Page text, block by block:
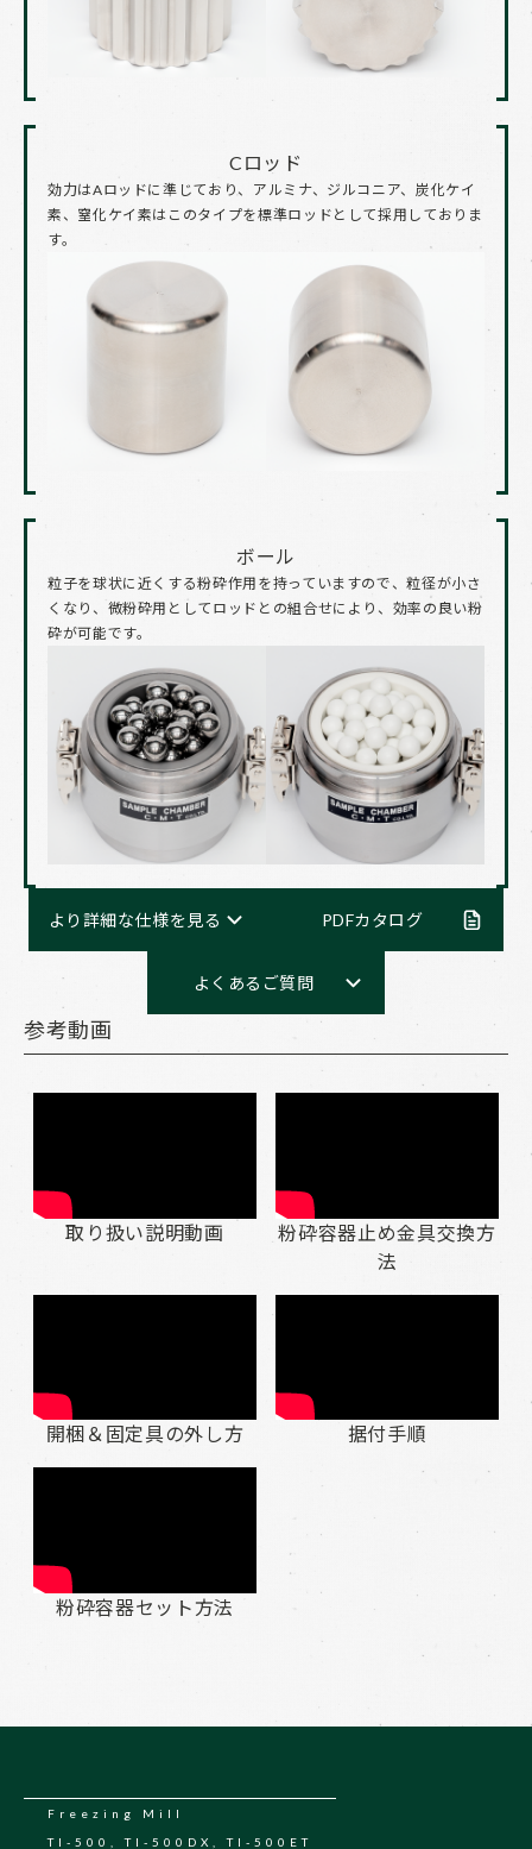
Cロッド
効力はAロッドに準じており、アルミナ、ジルコニア、炭化ケイ
素、窒化ケイ素はこのタイプを標準ロッドとして採用しておりま
す。
ボール
粒子を球状に近くする粉砕作用を持っていますので、粒径が小さ
くなり、微粉砕用としてロッドとの組合せにより、効率の良い粉
砕が可能です。
より詳細な仕様を見る PDFカタログ
よくあるご質問
参考動画
取り扱い説明動画
粉砕容器止め金具交換方
法
開梱＆固定具の外し方 据付手順
粉砕容器セット方法
Freezing Mill
TI-500, TI-500DX, TI-500ET